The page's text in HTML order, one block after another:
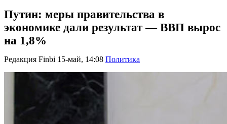
Путин: меры правительства в
экономике дали результат — ВВП вырос
на 1,8%
Редакция Finbi 15-май, 14:08 Политика